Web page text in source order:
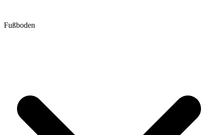
Fußboden